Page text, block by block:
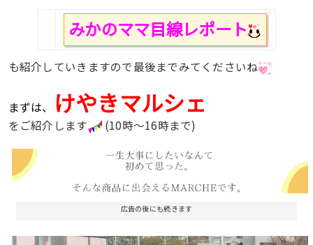
みかのママ目線レポート
も紹介していきますので最後までみてくださいね
まずは、 けやきマルシェ
をご紹介します (10時～16時まで)
広告の後にも続きます